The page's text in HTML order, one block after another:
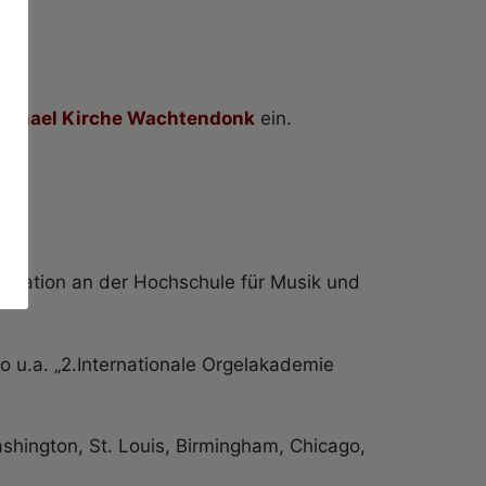
Kirche Wachtendonk ein.
an der Hochschule für Musik und
u.a. „2.Internationale Orgelakademie
St. Louis, Birmingham, Chicago,